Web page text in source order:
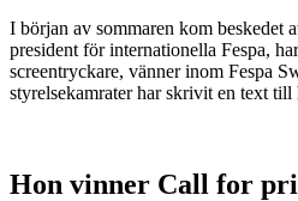
I början av sommaren kom beskedet
president för internationella Fespa,
screentryckare, vänner inom Fespa
styrelsekamrater har skrivit en text till
Hon vinner Call for